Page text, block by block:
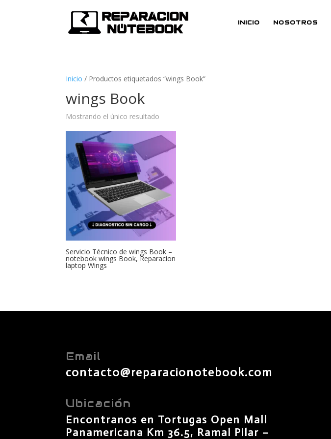
INICIO NOSOTROS
Inicio / Productos etiquetados “wings Book”
wings Book
Mostrando el único resultado
Servicio Técnico de wings Book –
notebook wings Book, Reparacion
laptop Wings
Email
contacto@reparacionotebook.com
Ubicación
Encontranos en Tortugas Open Mall
Panamericana Km 36.5, Ramal Pilar –